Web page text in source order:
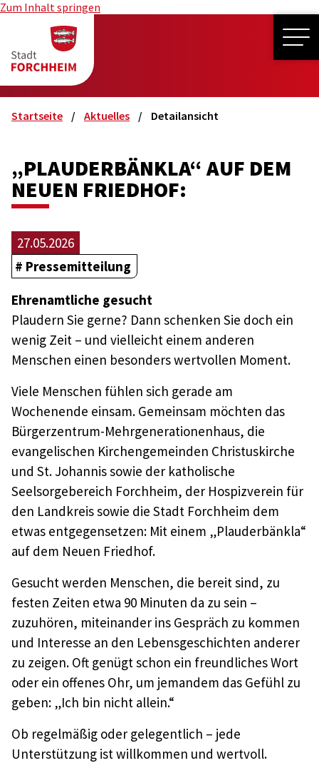
Zum Inhalt springen
Startseite Aktuelles Detailansicht
„PLAUDERBÄNKLA“ AUF DEM
NEUEN FRIEDHOF:
27.05.2026
Pressemitteilung
Ehrenamtliche gesucht
Plaudern Sie gerne? Dann schenken Sie doch ein
wenig Zeit – und vielleicht einem anderen
Menschen einen besonders wertvollen Moment.
Viele Menschen fühlen sich gerade am
Wochenende einsam. Gemeinsam möchten das
Bürgerzentrum-Mehrgenerationenhaus, die
evangelischen Kirchengemeinden Christuskirche
und St. Johannis sowie der katholische
Seelsorgebereich Forchheim, der Hospizverein für
den Landkreis sowie die Stadt Forchheim dem
etwas entgegensetzen: Mit einem „Plauderbänkla“
auf dem Neuen Friedhof.
Gesucht werden Menschen, die bereit sind, zu
festen Zeiten etwa 90 Minuten da zu sein –
zuzuhören, miteinander ins Gespräch zu kommen
und Interesse an den Lebensgeschichten anderer
zu zeigen. Oft genügt schon ein freundliches Wort
oder ein offenes Ohr, um jemandem das Gefühl zu
geben: „Ich bin nicht allein.“
Ob regelmäßig oder gelegentlich – jede
Unterstützung ist willkommen und wertvoll.